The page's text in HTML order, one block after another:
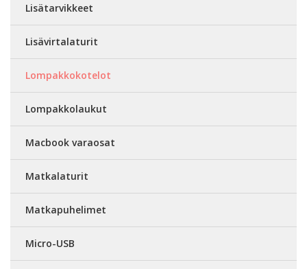
Lisätarvikkeet
Lisävirtalaturit
Lompakkokotelot
Lompakkolaukut
Macbook varaosat
Matkalaturit
Matkapuhelimet
Micro-USB